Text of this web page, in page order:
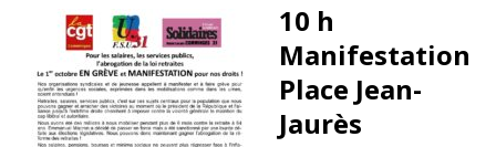
10 h
Manifestation
Place Jean-
Jaurès